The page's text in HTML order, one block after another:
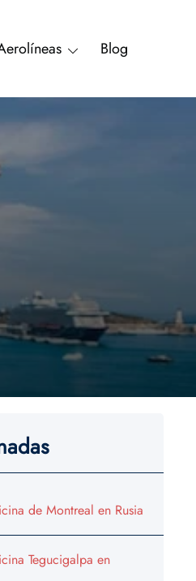
Blog
de Montreal en Rusia
Tegucigalpa en